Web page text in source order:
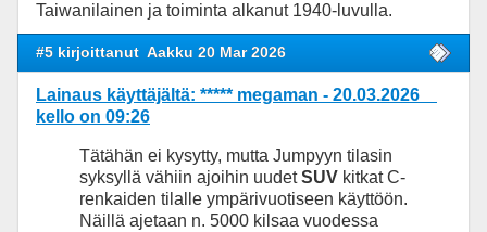
Taiwanilainen ja toiminta alkanut 1940-luvulla.
#5 kirjoittanut Aakku 20 Mar 2026
Lainaus käyttäjältä: ***** megaman - 20.03.2026
kello on 09:26
Tätähän ei kysytty, mutta Jumpyyn tilasin
syksyllä vähiin ajoihin uudetSUV kitkat C-
renkaiden tilalle ympärivuotiseen käyttöön.
Näillä ajetaan n. 5000 kilsaa vuodessa